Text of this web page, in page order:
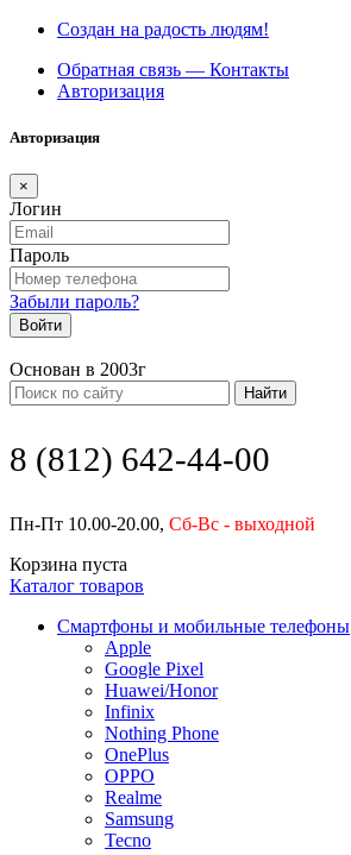
Создан на радость людям!
Обратная связь — Контакты
Авторизация
Авторизация
×
Логин
Пароль
Забыли пароль?
Войти
Основан в 2003г
Найти
8 (812) 642-44-00
Пн-Пт 10.00-20.00, Сб-Вс - выходной
Корзина пуста
Каталог товаров
Смартфоны и мобильные телефоны
Apple
Google Pixel
Huawei/Honor
Infinix
Nothing Phone
OnePlus
OPPO
Realme
Samsung
Tecno